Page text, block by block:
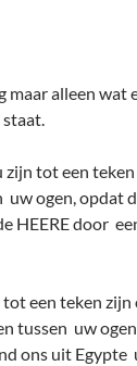
maar alleen
staat.
zijn tot een
ogen, opdat
HEERE door
tot een teken
tussen uw
ons uit Egypte